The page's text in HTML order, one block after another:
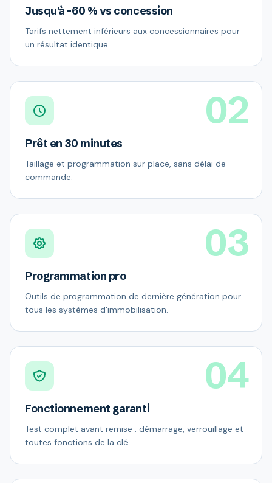
Jusqu'à -60 % vs concession
Tarifs nettement inférieurs aux concessionnaires pour
un résultat identique.
02
Prêt en 30 minutes
Taillage et programmation sur place, sans délai de
commande.
03
Programmation pro
Outils de programmation de dernière génération pour
tous les systèmes d'immobilisation.
04
Fonctionnement garanti
Test complet avant remise : démarrage, verrouillage et
toutes fonctions de la clé.